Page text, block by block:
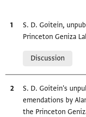
Bibliographic
S. D. Goitein,
Princeton Geniza
Discussion
Bibliographic
S. D. Goitein's
emendations by
the Princeton